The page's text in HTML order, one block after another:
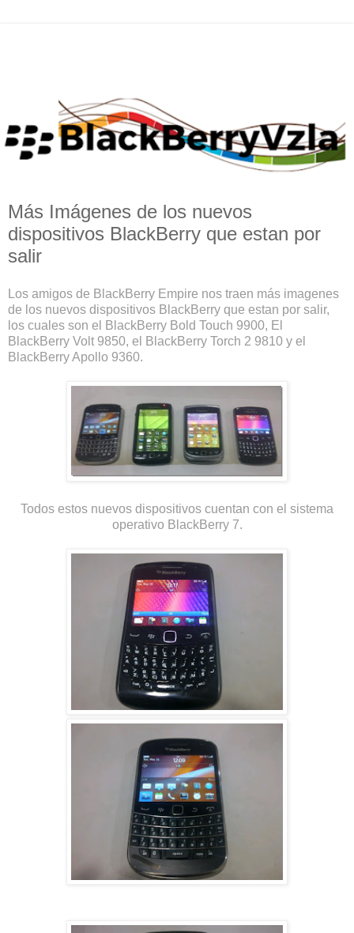
Más Imágenes de los nuevos
dispositivos BlackBerry que estan por
salir
Los amigos de BlackBerry Empire nos traen más imagenes
de los nuevos dispositivos BlackBerry que estan por salir,
los cuales son el BlackBerry Bold Touch 9900, El
BlackBerry Volt 9850, el BlackBerry Torch 2 9810 y el
BlackBerry Apollo 9360.
Todos estos nuevos dispositivos cuentan con el sistema
operativo BlackBerry 7.